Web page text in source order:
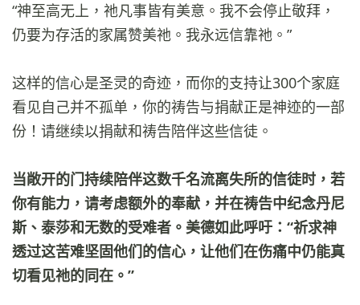
“神至高无上，祂凡事皆有美意。我不会停止敬拜，
仍要为存活的家属赞美祂。我永远信靠祂。”
这样的信心是圣灵的奇迹，而你的支持让300个家庭
看见自己并不孤单，你的祷告与捐献正是神迹的一部
份！请继续以捐献和祷告陪伴这些信徒。
当敞开的门持续陪伴这数千名流离失所的信徒时，若
你有能力，请考虑额外的奉献，并在祷告中纪念丹尼
斯、泰莎和无数的受难者。美德如此呼吁：“祈求神
透过这苦难坚固他们的信心，让他们在伤痛中仍能真
切看见祂的同在。”